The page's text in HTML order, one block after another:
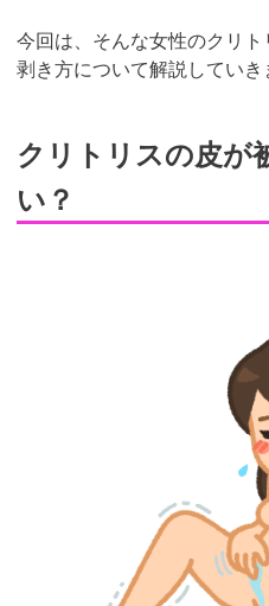
今回は、そんな女性のクリ
剥き方について解説していき
クリトリスの皮が
い？